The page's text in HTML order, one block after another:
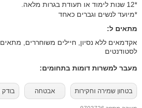
*12 שנות לימוד או תעודת בגרות מלאה.
*מיועד לנשים וגברים כאחד
מתאים ל:
אקדמאים ללא נסיון, חיילים משוחררים,
לסטודנטים
מעבר למשרות דומות בתחומים:
בטחון שמירה וחקירות אבטחה בודק